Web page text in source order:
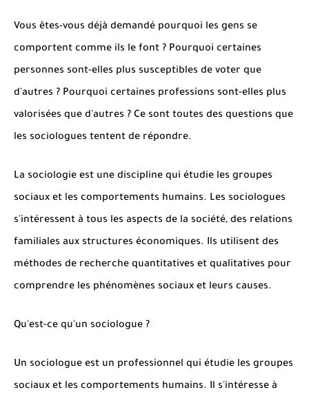
Vous êtes-vous déjà demandé pourquoi les gens se
comportent comme ils le font ? Pourquoi certaines
personnes sont-elles plus susceptibles de voter que
d'autres ? Pourquoi certaines professions sont-elles plus
valorisées que d'autres ? Ce sont toutes des questions que
les sociologues tentent de répondre.
La sociologie est une discipline qui étudie les groupes
sociaux et les comportements humains. Les sociologues
s'intéressent à tous les aspects de la société, des relations
familiales aux structures économiques. Ils utilisent des
méthodes de recherche quantitatives et qualitatives pour
comprendre les phénomènes sociaux et leurs causes.
Qu'est-ce qu'un sociologue ?
Un sociologue est un professionnel qui étudie les groupes
sociaux et les comportements humains. Il s'intéresse à